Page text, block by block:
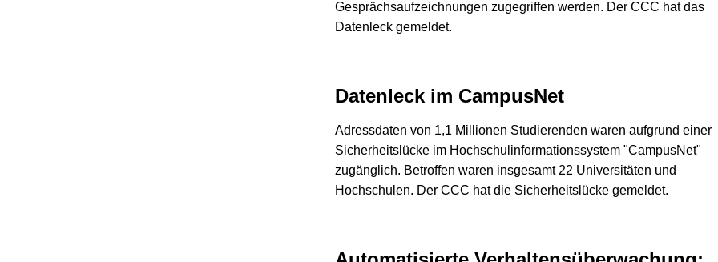
Gesprächsaufzeichnungen zugegriffen werden. Der CCC hat das
Datenleck gemeldet.
Datenleck im CampusNet
Adressdaten von 1,1 Millionen Studierenden waren aufgrund einer
Sicherheitslücke im Hochschulinformationssystem "CampusNet"
zugänglich. Betroffen waren insgesamt 22 Universitäten und
Hochschulen. Der CCC hat die Sicherheitslücke gemeldet.